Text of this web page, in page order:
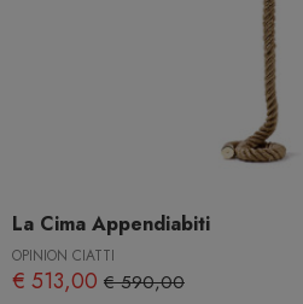
La Cima Appendiabiti
OPINION CIATTI
€ 513,00 € 590,00